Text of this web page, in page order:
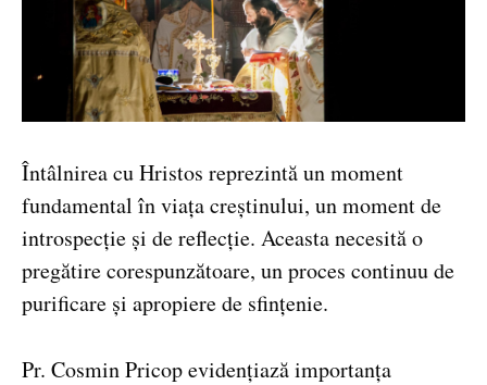
Întâlnirea cu Hristos reprezintă un moment
fundamental în viața creștinului, un moment de
introspecție și de reflecție. Aceasta necesită o
pregătire corespunzătoare, un proces continuu de
purificare și apropiere de sfințenie.
Pr. Cosmin Pricop evidențiază importanța